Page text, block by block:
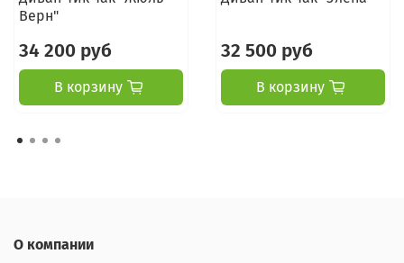
Верн"
34 200 руб
В корзину
32 500 руб
В корзину
О компании